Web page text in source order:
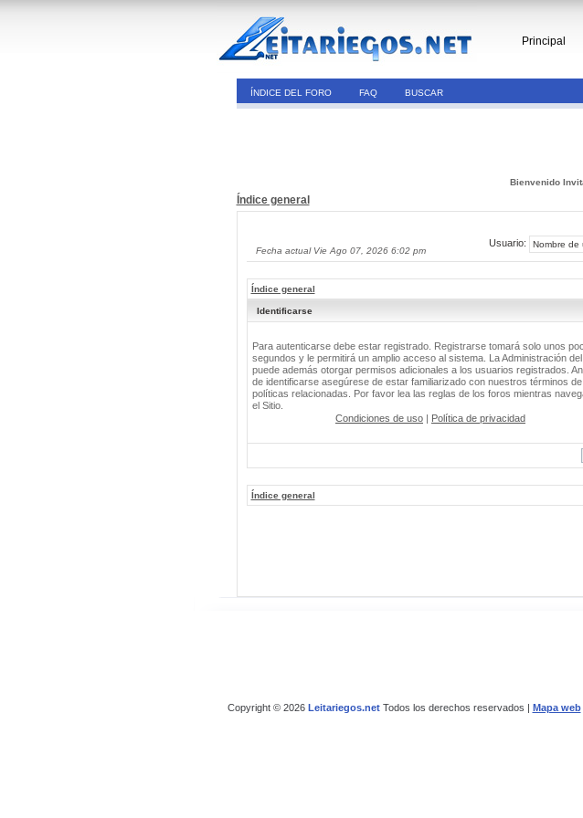
Principal
ÍNDICE DEL FORO FAQ BUSCAR
Bienvenido
Índice general
Fecha actual Vie Ago 07, 2026 6:02 pm
Usuario:
Índice general
Identificarse
Para autenticarse debe estar registrado. Registrarse tomará solo unos
segundos y le permitirá un amplio acceso al sistema. La Administración del
puede además otorgar permisos adicionales a los usuarios registrados.
de identificarse asegúrese de estar familiarizado con nuestros términos
políticas relacionadas. Por favor lea las reglas de los foros mientras
el Sitio.
Condiciones de uso | Política de privacidad
Índice general
Copyright © 2026 Leitariegos.netTodos los derechos reservados | Mapa web|